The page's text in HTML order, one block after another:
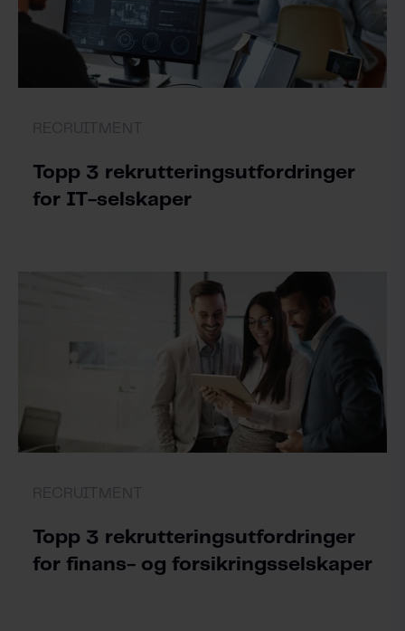
Topp 3 rekrutteringsutfordringer
for IT-selskaper
Topp 3 rekrutteringsutfordringer
for finans- og forsikringsselskaper